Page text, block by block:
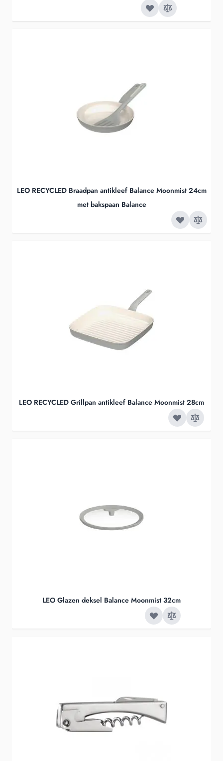
LEO RECYCLED Braadpan antikleef Balance Moonmist 24cm
met bakspaan Balance
LEO RECYCLED Grillpan antikleef Balance Moonmist 28cm
LEO Glazen deksel Balance Moonmist 32cm